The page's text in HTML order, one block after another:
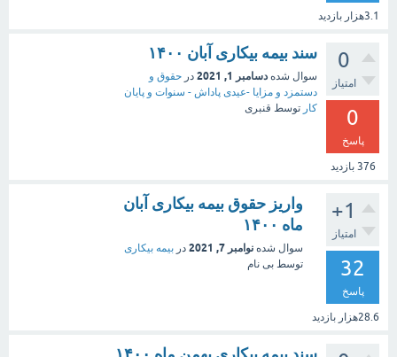
3.1هزار بازدید
0
امتیاز
0
پاسخ
376 بازدید
سند بیمه بیکاری آبان ۱۴۰۰
سوال شده دسامبر 1, 2021 در حقوق و
دستمزد و مزایا -عیدی پاداش - سنوات و پایان
کار توسط قنبری
+1
امتیاز
32
پاسخ
28.6هزار بازدید
واریز حقوق بیمه بیکاری آبان
ماه ۱۴۰۰
سوال شده نوامبر 7, 2021 در بیمه بیکاری
توسط بی نام